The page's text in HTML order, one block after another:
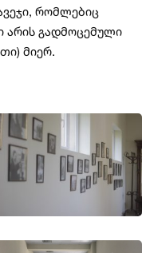
რომლებიც
არის გადმოცემული
მიერ.